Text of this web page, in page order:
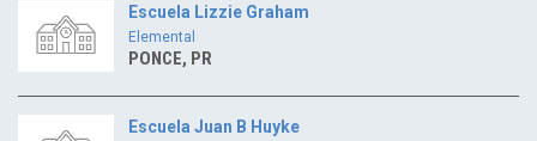
Escuela Lizzie Graham
Elemental
PONCE, PR
Escuela Juan B Huyke